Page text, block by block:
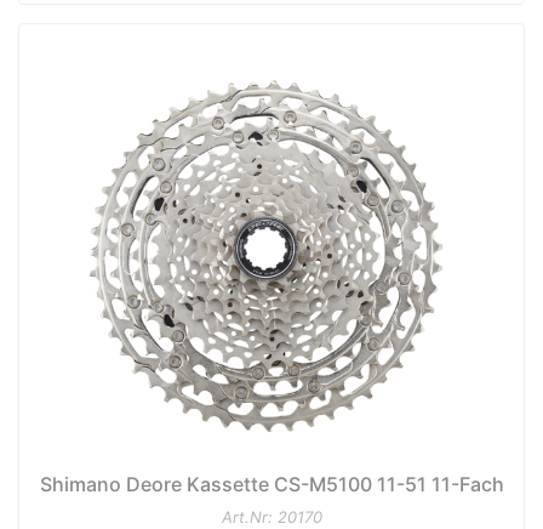
Shimano Deore Kassette CS-M5100 11-51 11-Fach
Art.Nr: 20170